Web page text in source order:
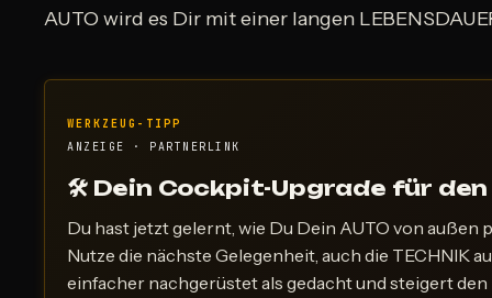
AUTO wird es Dir mit einer langen
WERKZEUG-TIPP
ANZEIGE · PARTNERLINK
🛠 Dein Cockpit-Upgrade für
Du hast jetzt gelernt, wie Du Dein AUTO von außen
Nutze die nächste Gelegenheit, auch die TECHNIK
einfacher nachgerüstet als gedacht und steigert den